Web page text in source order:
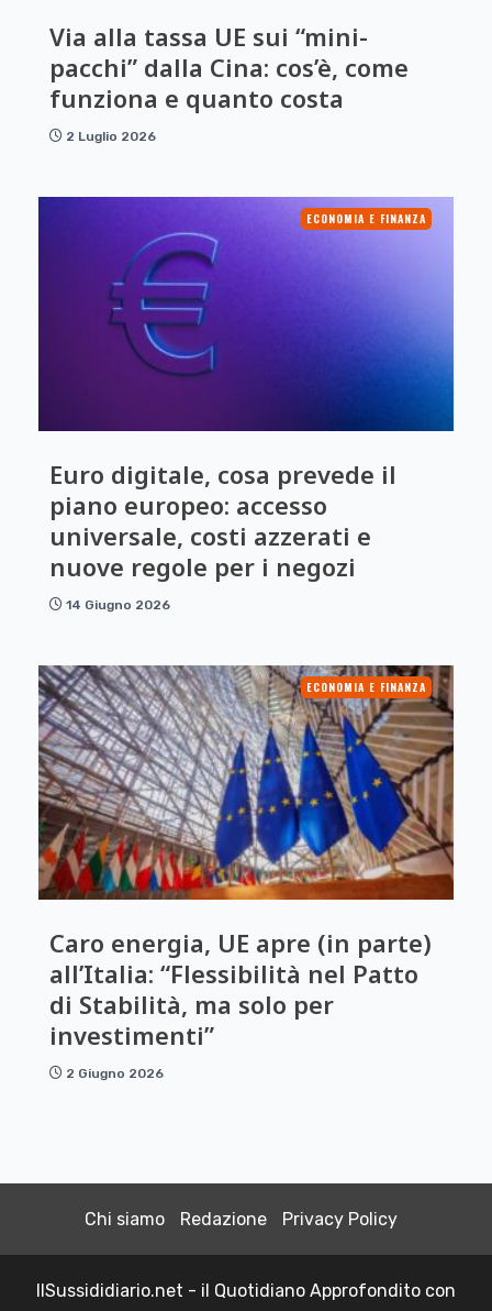
Via alla tassa UE sui “mini-
pacchi” dalla Cina: cos’è, come
funziona e quanto costa
2 Luglio 2026
ECONOMIA E FINANZA
Euro digitale, cosa prevede il
piano europeo: accesso
universale, costi azzerati e
nuove regole per i negozi
14 Giugno 2026
ECONOMIA E FINANZA
Caro energia, UE apre (in parte)
all’Italia: “Flessibilità nel Patto
di Stabilità, ma solo per
investimenti”
2 Giugno 2026
Chi siamo Redazione Privacy Policy
IlSussididiario.net - il Quotidiano Approfondito con